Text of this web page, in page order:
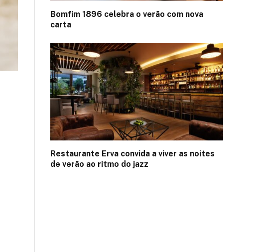
Bomfim 1896 celebra o verão com nova
carta
Restaurante Erva convida a viver as noites
de verão ao ritmo do jazz